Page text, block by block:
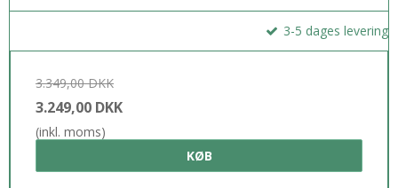
3-5 dages levering
3.349,00 DKK
3.249,00 DKK
(inkl. moms)
KØB